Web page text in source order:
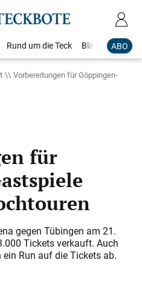
ABO
Rund um die Teck Blaulicht
Vorbereitungen für Göppingen-
für
gegen Tübingen am 21.
Tickets verkauft. Auch
Run auf die Tickets ab.